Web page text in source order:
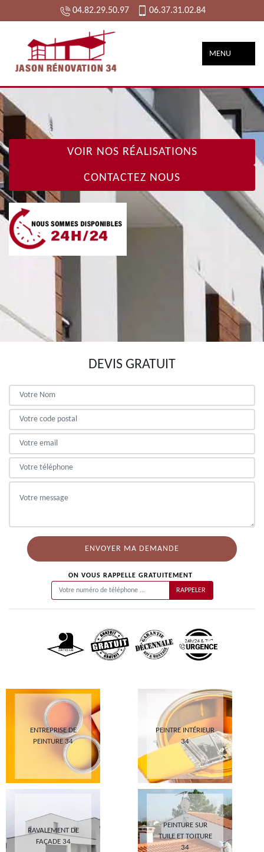
04.82.29.50.97 06.37.31.02.84
MENU
VOIR NOS RÉALISATIONS
CONTACTEZ NOUS
DEVIS GRATUIT
ON VOUS RAPPELLE GRATUITEMENT
ENTREPRISE DE
PEINTURE 34
PEINTRE INTÉRIEUR
34
RAVALEMENT DE
FAÇADE 34
PEINTURE SUR
TUILE ET TOITURE
34